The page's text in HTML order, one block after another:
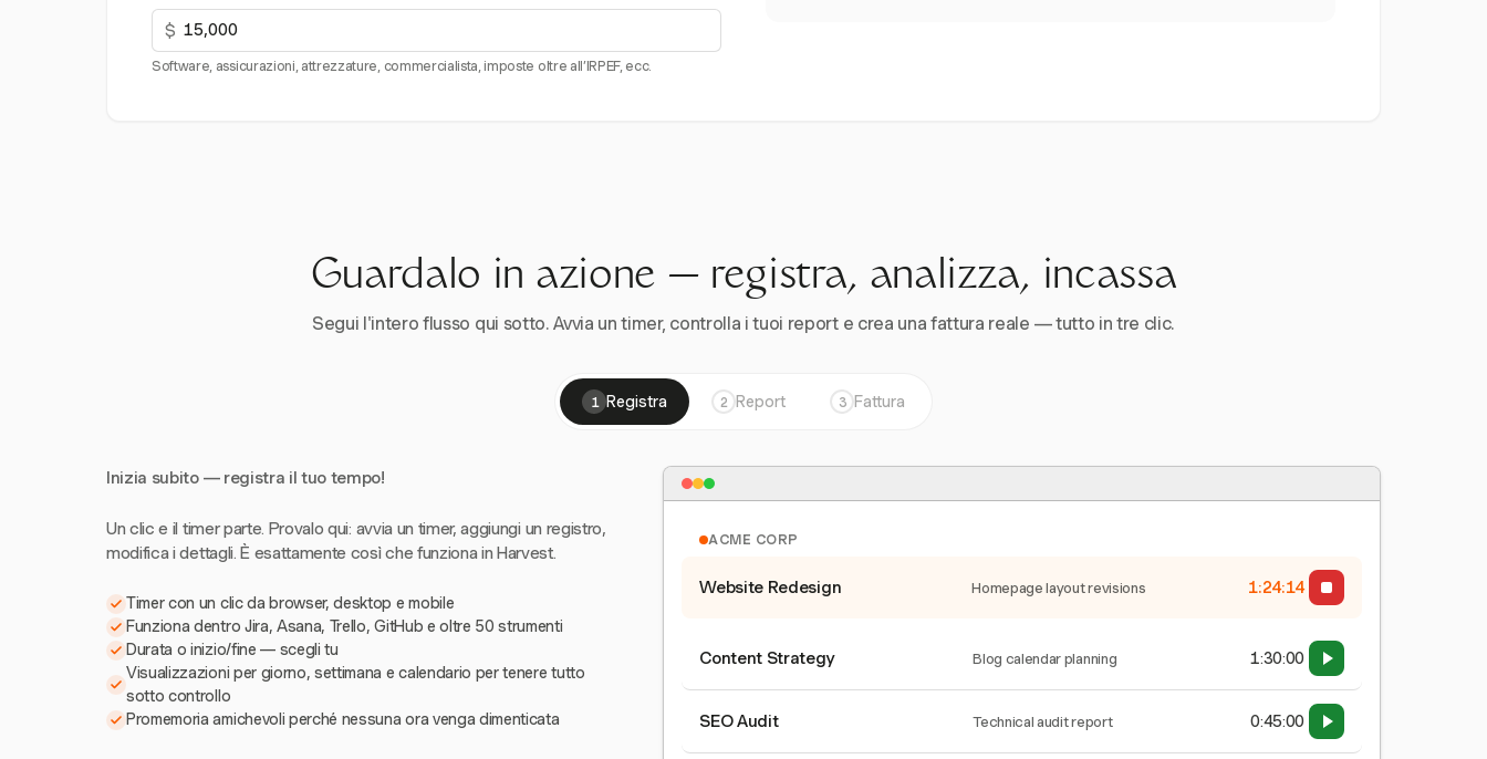
$
Software, assicurazioni, attrezzature, commercialista, imposte oltre all’IRPEF, ecc.
Guardalo in azione — registra, analizza, incassa
Segui l'intero flusso qui sotto. Avvia un timer, controlla i tuoi report e crea una fattura reale — tutto in tre clic.
1 Registra 2 Report 3 Fattura
Inizia subito — registra il tuo tempo!
Un clic e il timer parte. Provalo qui: avvia un timer, aggiungi un registro,
modifica i dettagli. È esattamente così che funziona in Harvest.
Timer con un clic da browser, desktop e mobile
Funziona dentro Jira, Asana, Trello, GitHub e oltre 50 strumenti
Durata o inizio/fine — scegli tu
Visualizzazioni per giorno, settimana e calendario per tenere tutto
sotto controllo
Promemoria amichevoli perché nessuna ora venga dimenticata
ACME CORP
Website Redesign Homepage layout revisions 1:24:14
Content Strategy Blog calendar planning 1:30:00
SEO Audit Technical audit report 0:45:00